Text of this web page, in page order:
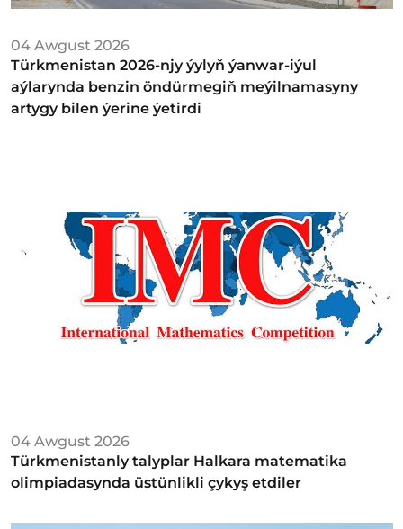
04 Awgust 2026
Türkmenistan 2026-njy ýylyň ýanwar-iýul
aýlarynda benzin öndürmegiň meýilnamasyny
artygy bilen ýerine ýetirdi
04 Awgust 2026
Türkmenistanly talyplar Halkara matematika
olimpiadasynda üstünlikli çykyş etdiler